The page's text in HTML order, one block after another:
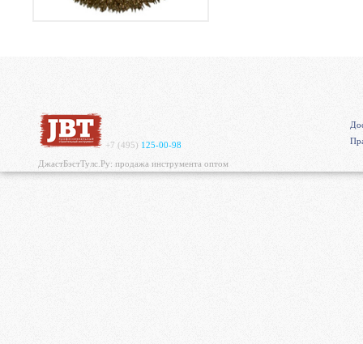
+7 (495) 125-00-98
ДжастБэстТулс.Ру: продажа инструмента оптом